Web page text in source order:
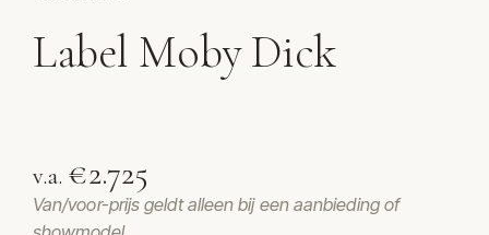
Label Moby Dick
v.a. €2.725
Van/voor-prijs geldt alleen bij een aanbieding of